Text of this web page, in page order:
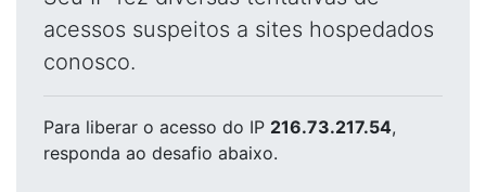
acessos suspeitos a sites hospedados
conosco.
Para liberar o acesso do IP 216.73.217.54,
responda ao desafio abaixo.